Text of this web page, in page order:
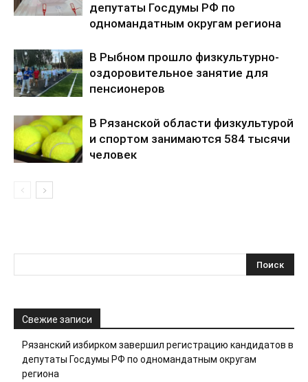
депутаты Госдумы РФ по
одномандатным округам региона
В Рыбном прошло физкультурно-
оздоровительное занятие для
пенсионеров
В Рязанской области физкультурой
и спортом занимаются 584 тысячи
человек
Свежие записи
Рязанский избирком завершил регистрацию кандидатов в
депутаты Госдумы РФ по одномандатным округам
региона